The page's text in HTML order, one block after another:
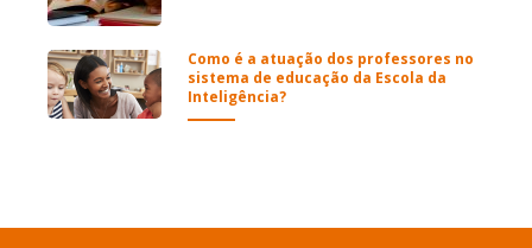
Como é a atuação dos professores no
sistema de educação da Escola da
Inteligência?